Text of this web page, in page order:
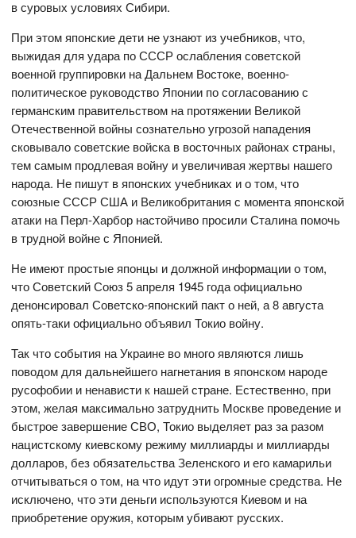
в суровых условиях Сибири.
При этом японские дети не узнают из учебников, что,
выжидая для удара по СССР ослабления советской
военной группировки на Дальнем Востоке, военно-
политическое руководство Японии по согласованию с
германским правительством на протяжении Великой
Отечественной войны сознательно угрозой нападения
сковывало советские войска в восточных районах страны,
тем самым продлевая войну и увеличивая жертвы нашего
народа. Не пишут в японских учебниках и о том, что
союзные СССР США и Великобритания с момента японской
атаки на Перл-Харбор настойчиво просили Сталина помочь
в трудной войне с Японией.
Не имеют простые японцы и должной информации о том,
что Советский Союз 5 апреля 1945 года официально
денонсировал Советско-японский пакт о ней, а 8 августа
опять-таки официально объявил Токио войну.
Так что события на Украине во много являются лишь
поводом для дальнейшего нагнетания в японском народе
русофобии и ненависти к нашей стране. Естественно, при
этом, желая максимально затруднить Москве проведение и
быстрое завершение СВО, Токио выделяет раз за разом
нацистскому киевскому режиму миллиарды и миллиарды
долларов, без обязательства Зеленского и его камарильи
отчитываться о том, на что идут эти огромные средства. Не
исключено, что эти деньги используются Киевом и на
приобретение оружия, которым убивают русских.